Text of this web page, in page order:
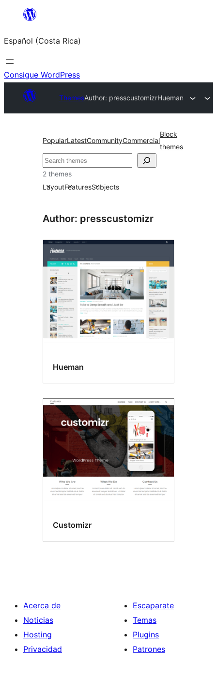
Saltar
contenido
Español (Costa Rica)
Consigue WordPress
ThemesAuthor: presscustomizrHueman
PopularLatestCommunityCommercial
Block
themes
Buscar
2 themes
LayoutFeaturesSubjects
Author: presscustomizr
Hueman
Customizr
Acerca de
Noticias
Hosting
Privacidad
Escaparate
Temas
Plugins
Patrones